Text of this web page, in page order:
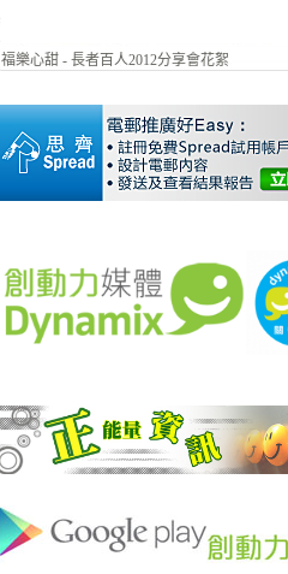
福樂心甜 - 長者百人2012分享會花絮